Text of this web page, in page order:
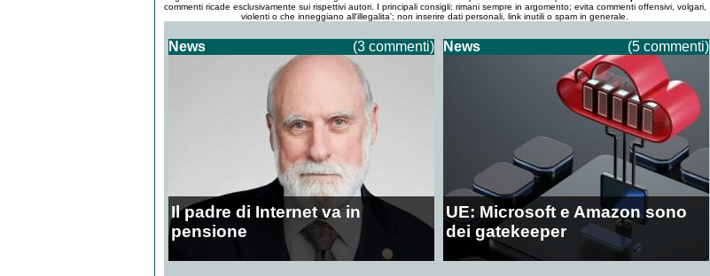
commenti ricade esclusivamente sui rispettivi autori. I principali consigli: rimani sempre in argomento; evita commenti offensivi, volgari,
violenti o che inneggiano all'illegalita'; non inserire dati personali, link inutili o spam in generale.
News (3 commenti)
Il padre di Internet va in
pensione
News (5 commenti)
UE: Microsoft e Amazon sono
dei gatekeeper